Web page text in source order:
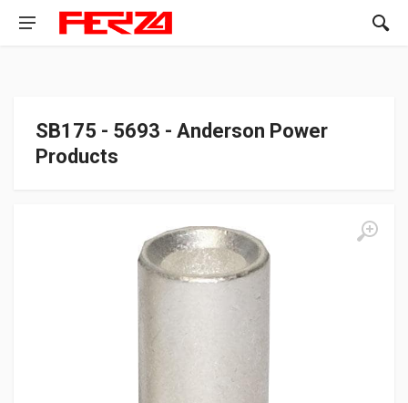
SB175 - 5693 - Anderson Power
Products